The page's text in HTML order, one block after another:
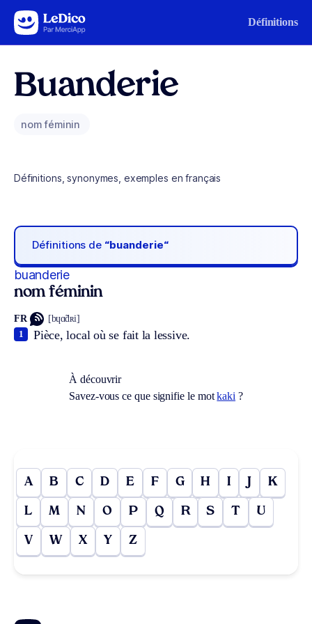
Aller au contenu Définitions
Buanderie
nom féminin
Définitions, synonymes, exemples en français
Définitions de “buanderie“
buanderie
nom féminin
FR [bɥɑ̃dʀi]
Pièce, local où se fait la lessive.
1
À découvrir
Savez-vous ce que signifie le motkaki ?
A B C D E F G H I J K
L M N O P Q R S T U
V W X Y Z